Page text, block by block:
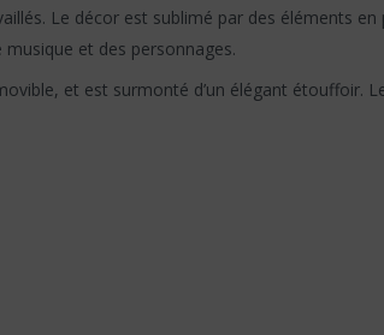
Le décor est sublimé par des éléments
et des personnages.
et est surmonté d’un élégant étouffoir.